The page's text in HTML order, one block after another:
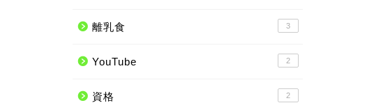
離乳食 3
YouTube 2
資格 2